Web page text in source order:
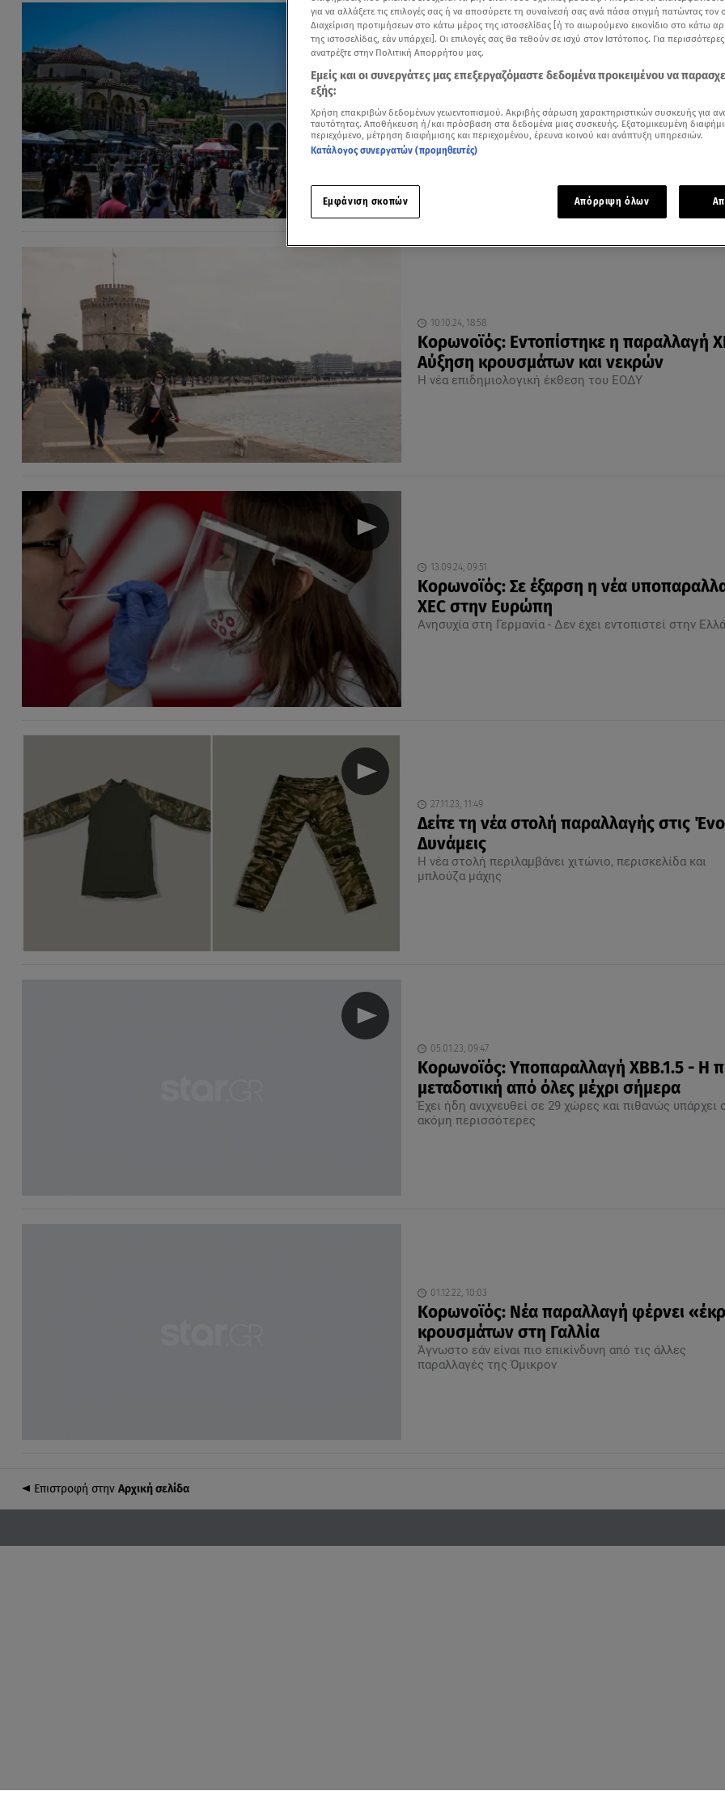
05.08.25, 10:29
παραλλαγής - Στη ΜΕΘ νεογέννητο
Παρατηρείται μικρή αύξηση των κρουσμάτων τον
Αύγουστο
10.10.24, 18:58
Κορωνοϊός: Εντοπίστηκε η παραλλαγή
Αύξηση κρουσμάτων και νεκρών
Η νέα επιδημιολογική έκθεση του ΕΟΔΥ
13.09.24, 09:51
Κορωνοϊός: Σε έξαρση η νέα
XEC στην Ευρώπη
Ανησυχία στη Γερμανία - Δεν έχει εντοπιστεί στην
27.11.23, 11:49
Δείτε τη νέα στολή παραλλαγής στις
Δυνάμεις
Η νέα στολή περιλαμβάνει χιτώνιο, περισκελίδα και
μπλούζα μάχης
05.01.23, 09:47
Κορωνοϊός: Υποπαραλλαγή ΧΒΒ.1.5 - Η
μεταδοτική από όλες μέχρι σήμερα
Έχει ήδη ανιχνευθεί σε 29 χώρες και πιθανώς υπάρχει
ακόμη περισσότερες
01.12.22, 10:03
Κορωνοϊός: Νέα παραλλαγή φέρνει
κρουσμάτων στη Γαλλία
Άγνωστο εάν είναι πιο επικίνδυνη από τις άλλες
παραλλαγές της Όμικρον
Επιστροφή στην Αρχική σελίδα
για να αλλάξετε τις επιλογές σας ή να αποσύρετε τη συναίνεσή σας ανά πάσα στιγμή πατώντας τον
Διαχείριση προτιμήσεων στο κάτω μέρος της ιστοσελίδας [ή το αιωρούμενο εικονίδιο στο κάτω
της ιστοσελίδας, εάν υπάρχει]. Οι επιλογές σας θα τεθούν σε ισχύ στον Ιστότοπος. Για
ανατρέξτε στην Πολιτική Απορρήτου μας.
Εμείς και οι συνεργάτες μας επεξεργαζόμαστε δεδομένα προκειμένου να
εξής:
Χρήση επακριβών δεδομένων γεωεντοπισμού. Ακριβής σάρωση χαρακτηριστικών συσκευής για
ταυτότητας. Αποθήκευση ή/και πρόσβαση στα δεδομένα μιας συσκευής. Εξατομικευμένη
περιεχόμενο, μέτρηση διαφήμισης και περιεχομένου, έρευνα κοινού και ανάπτυξη υπηρεσιών.
Κατάλογος συνεργατών (προμηθευτές)
Εμφάνιση σκοπών Απόρριψη όλων